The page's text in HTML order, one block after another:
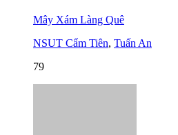
Mây Xám Làng Quê
NSUT Cẩm Tiên, Tuấn An
79